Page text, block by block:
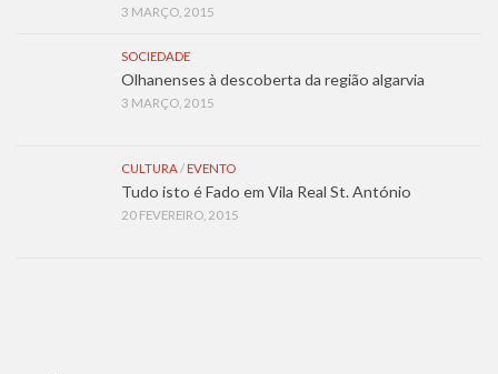
3 MARÇO, 2015
SOCIEDADE
Olhanenses à descoberta da região algarvia
3 MARÇO, 2015
CULTURA/ EVENTO
Tudo isto é Fado em Vila Real St. António
20 FEVEREIRO, 2015